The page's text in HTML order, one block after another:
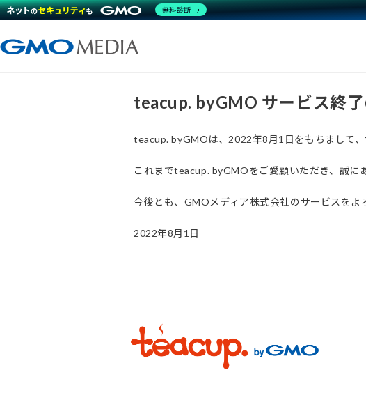
teacup. byGMO サービス終
teacup. byGMOは、2022年8月1日をもちまして、
これまでteacup. byGMOをご愛顧いただき、誠に
今後とも、GMOメディア株式会社のサービスをよ
2022年8月1日
無料診断